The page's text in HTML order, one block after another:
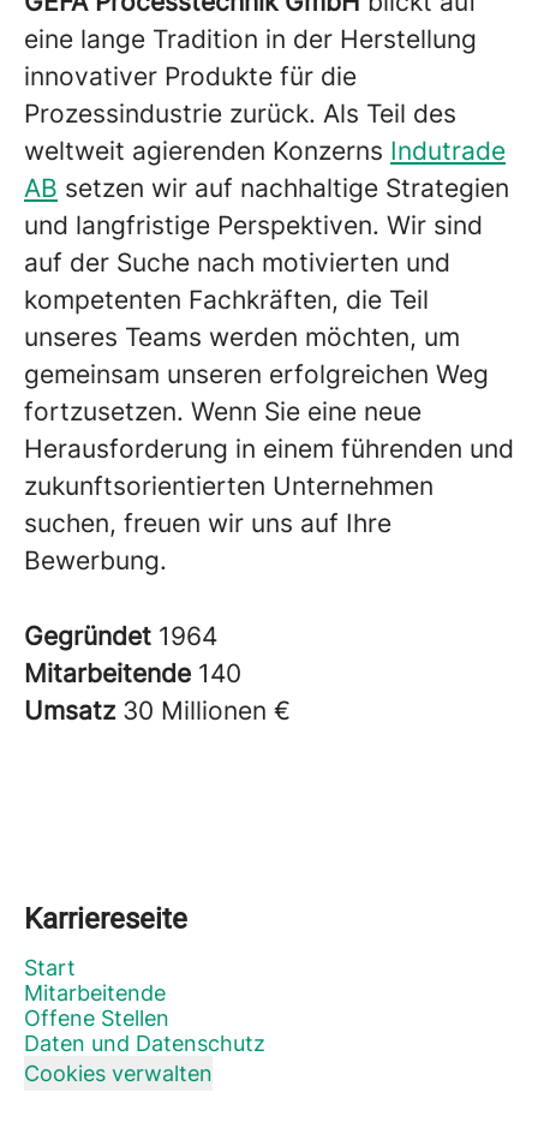
eine lange Tradition in der Herstellung
innovativer Produkte für die
Prozessindustrie zurück. Als Teil des
weltweit agierenden Konzerns Indutrade
AB setzen wir auf nachhaltige Strategien
und langfristige Perspektiven. Wir sind
auf der Suche nach motivierten und
kompetenten Fachkräften, die Teil
unseres Teams werden möchten, um
gemeinsam unseren erfolgreichen Weg
fortzusetzen. Wenn Sie eine neue
Herausforderung in einem führenden und
zukunftsorientierten Unternehmen
suchen, freuen wir uns auf Ihre
Bewerbung.
Gegründet 1964
Mitarbeitende 140
Umsatz 30 Millionen €
Karriereseite
Start
Mitarbeitende
Offene Stellen
Daten und Datenschutz
Cookies verwalten